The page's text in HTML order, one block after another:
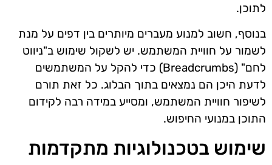
לתוכן.
בנוסף, חשוב למנוע מעברים מיותרים בין דפים על מנת
לשמור על חוויית המשתמש. יש לשקול שימוש ב"ניווט
לחם" (Breadcrumbs) כדי להקל על המשתמשים
לדעת היכן הם נמצאים בתוך הבלוג. כל זאת תורם
לשיפור חוויית המשתמש, ומסייע במידה רבה לקידום
התוכן במנועי החיפוש.
שימוש בטכנולוגיות מתקדמות